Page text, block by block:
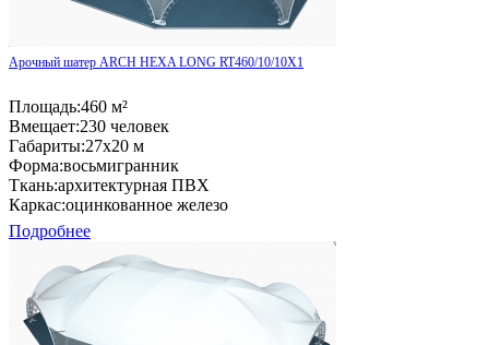
Арочный шатер ARCH HEXA LONG RT460/10/10X1
Площадь:460 м²
Вмещает:230 человек
Габариты:27x20 м
Форма:восьмигранник
Ткань:архитектурная ПВХ
Каркас:оцинкованное железо
Подробнее